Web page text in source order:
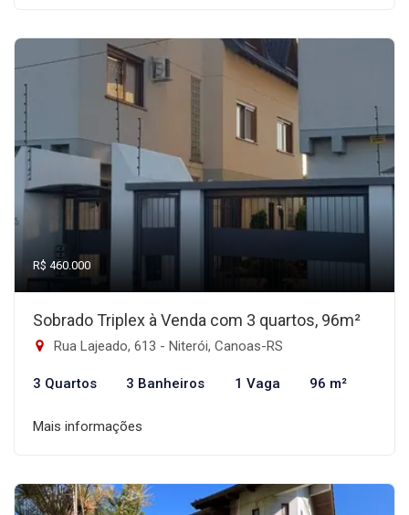
R$ 460.000
Sobrado Triplex à Venda com 3 quartos, 96m²
Rua Lajeado, 613 - Niterói, Canoas-RS
3 Quartos 3 Banheiros 1 Vaga 96 m²
Mais informações